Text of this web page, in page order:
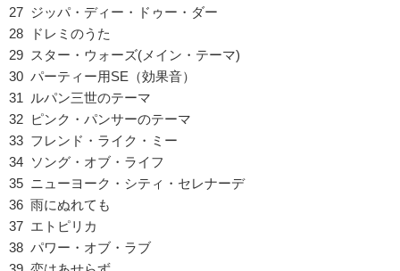
27 ジッパ・ディー・ドゥー・ダー
28 ドレミのうた
29 スター・ウォーズ(メイン・テーマ)
30 パーティー用SE（効果音）
31 ルパン三世のテーマ
32 ピンク・パンサーのテーマ
33 フレンド・ライク・ミー
34 ソング・オブ・ライフ
35 ニューヨーク・シティ・セレナーデ
36 雨にぬれても
37 エトピリカ
38 パワー・オブ・ラブ